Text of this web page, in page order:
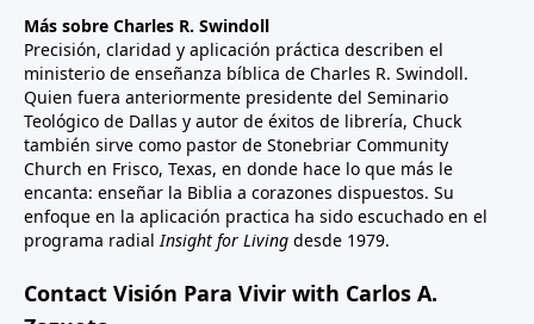
Más sobre Charles R. Swindoll
Precisión, claridad y aplicación práctica describen el
ministerio de enseñanza bíblica de Charles R. Swindoll.
Quien fuera anteriormente presidente del Seminario
Teológico de Dallas y autor de éxitos de librería, Chuck
también sirve como pastor de Stonebriar Community
Church en Frisco, Texas, en donde hace lo que más le
encanta: enseñar la Biblia a corazones dispuestos. Su
enfoque en la aplicación practica ha sido escuchado en el
programa radialInsight for Living desde 1979.
Contact Visión Para Vivir with Carlos A.